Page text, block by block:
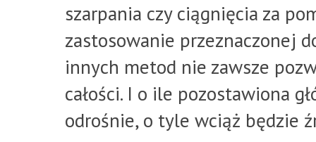
szarpania czy ciągnięcia za
zastosowanie przeznaczonej
innych metod nie zawsze
całości. I o ile pozostawiona
odrośnie, o tyle wciąż będzie